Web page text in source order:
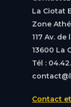
La Ciotat
Zone
117 Av.
13600 La
Tél :
Contact